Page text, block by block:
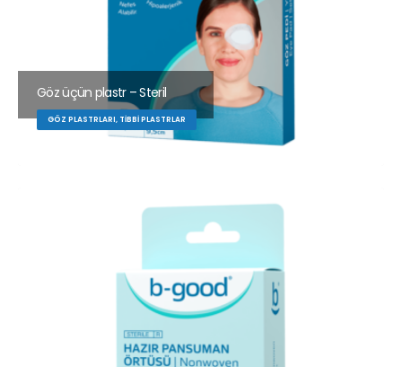
Göz üçün plastr – Steril
GÖZ PLASTRLARI, TIBBI PLASTRLAR